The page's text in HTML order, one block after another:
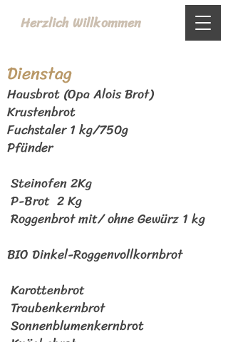
Herzlich Willkommen
Dienstag
Hausbrot (Opa Alois Brot)
Krustenbrot
Fuchstaler 1 kg/750g
Pfünder
Steinofen 2Kg
P-Brot 2 Kg
Roggenbrot mit/ ohne Gewürz 1 kg
BIO Dinkel-Roggenvollkornbrot
Karottenbrot
Traubenkernbrot
Sonnenblumenkernbrot